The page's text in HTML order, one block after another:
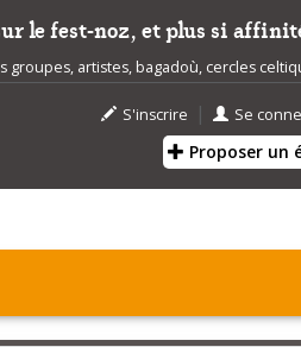
le fest-noz, et plus si
artistes, bagadoù, cercles
S'inscrire | Se
Proposer un